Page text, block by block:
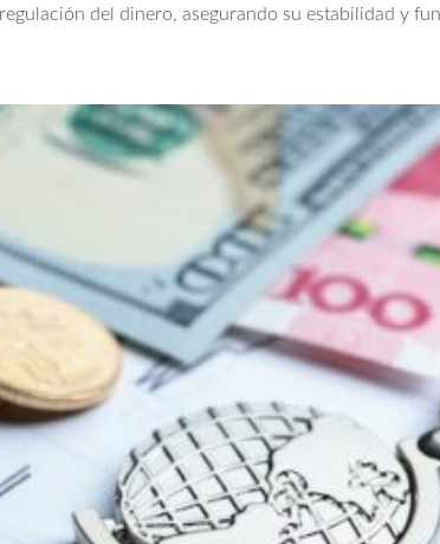
del dinero, asegurando su estabilidad y